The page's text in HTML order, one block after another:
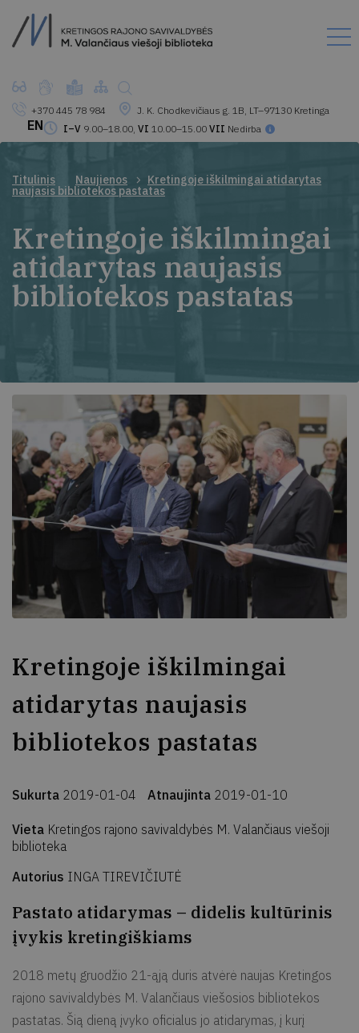
+370 445 78 984
J. K. Chodkevičiaus g. 1B, LT–97130 Kretinga
I–V 9.00–18.00, VI 10.00–15.00 VII Nedirba
EN
Titulinis Naujienos Kretingoje iškilmingai atidarytas
naujasis bibliotekos pastatas
Kretingoje iškilmingai
atidarytas naujasis
bibliotekos pastatas
Kretingoje iškilmingai
atidarytas naujasis
bibliotekos pastatas
Sukurta 2019-01-04 Atnaujinta 2019-01-10
Vieta Kretingos rajono savivaldybės M. Valančiaus viešoji
biblioteka
Autorius INGA TIREVIČIUTĖ
Pastato atidarymas – didelis kultūrinis
įvykis kretingiškiams
2018 metų gruodžio 21-ąją duris atvėrė naujas Kretingos
rajono savivaldybės M. Valančiaus viešosios bibliotekos
pastatas. Šią dieną įvyko oficialus jo atidarymas, į kurį